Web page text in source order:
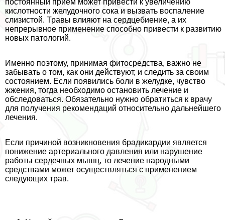
кислотности желудочного сока и вызвать воспаление
слизистой. Травы влияют на сердцебиение, а их
непрерывное применение способно привести к развитию
новых патологий.
Именно поэтому, принимая фитосредства, важно не
забывать о том, как они действуют, и следить за своим
состоянием. Если появились боли в желудке, чувство
жжения, тогда необходимо остановить лечение и
обследоваться. Обязательно нужно обратиться к врачу
для получения рекомендаций относительно дальнейшего
лечения.
Если причиной возникновения брадикардии является
понижение артериального давления или нарушение
работы сердечных мышц, то лечение народными
средствами может осуществляться с применением
следующих трав.